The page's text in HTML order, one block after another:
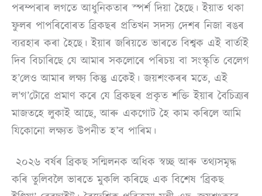
পৰম্পৰাৰ লগতে আধুনিকতাৰ স্পৰ্শ দিয়া হৈছে। ইয়াত থকা
ফুলৰ পাপৰিবোৰত ব্ৰিকছৰ প্ৰতিখন সদস্য দেশৰ নিজা ৰঙৰ
ব্যৱহাৰ কৰা হৈছে। ইয়াৰ জৰিয়তে ভাৰতে বিশ্বক এই বাৰ্তাই
দিব বিচাৰিছে যে আমাৰ সকলোৰে পৰিচয় বা সংস্কৃতি বেলেগ
হ’লেও আমাৰ লক্ষ্য কিন্তু একেই। জয়শংকৰৰ মতে, এই
ল’গ’টোৱে প্ৰমাণ কৰে যে ব্ৰিকছৰ প্ৰকৃত শক্তি ইয়াৰ বৈচিত্ৰ্যৰ
মাজতহে লুকাই আছে, আৰু একগোট হৈ কাম কৰিলে আমি
যিকোনো লক্ষ্যত উপনীত হ’ব পাৰিম।
২০২৬ বৰ্ষৰ ব্ৰিকছ সন্মিলনক অধিক স্বচ্ছ আৰু তথ্যসমৃদ্ধ
কৰি তুলিবলৈ ভাৰতে মুকলি কৰিছে এক বিশেষ ‘ব্ৰিকছ